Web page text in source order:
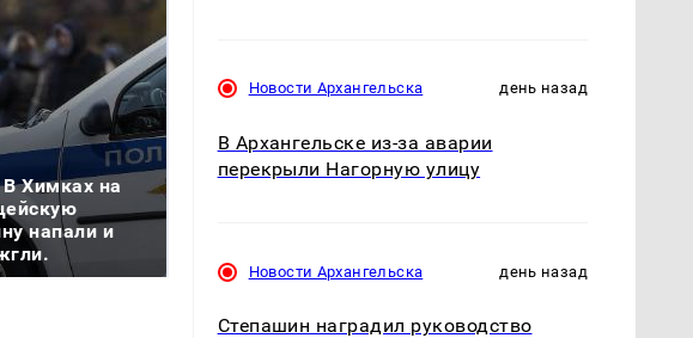
Химках на
напали и
Новости Архангельска день назад
В Архангельске из-за аварии
перекрыли Нагорную улицу
Новости Архангельска день назад
Степашин наградил руководство